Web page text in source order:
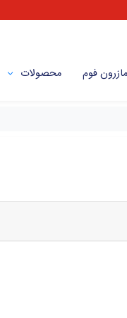
مازرون فوم محصولات